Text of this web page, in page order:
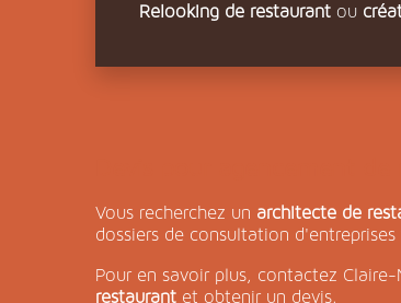
Relooking de restaurant ou
Vous recherchez un architecte de
dossiers de consultation
Pour en savoir plus, contactez
restaurant et obtenir un devis.